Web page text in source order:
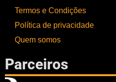
Termos e Condições
Política de privacidade
Quem somos
Parceiros